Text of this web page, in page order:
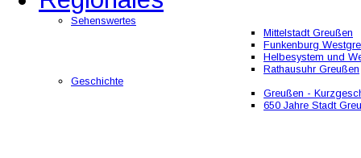
Sehenswertes
Mittelstadt Greußen
Funkenburg
Helbesystem und
Rathausuhr Greußen
Geschichte
Greußen -
650 Jahre Stadt